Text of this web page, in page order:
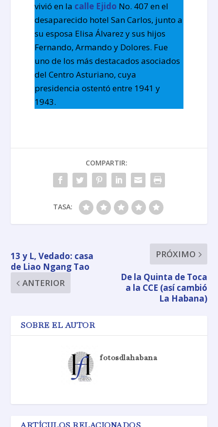
vivió en la calle Ejido No. 407 en el
desaparecido hotel San Carlos, junto a
su esposa Elisa Álvarez y sus hijos
Fernando, Armando y Dolores. Fue
uno de los más destacados asociados
del Centro Asturiano, cuya
presidencia ostentó entre 1941 y
1943.
COMPARTIR:
TASA:
13 y L, Vedado: casa
de Liao Ngang Tao
ANTERIOR
PRÓXIMO
De la Quinta de Toca
a la CCE (así cambió
La Habana)
SOBRE EL AUTOR
fotosdlahabana